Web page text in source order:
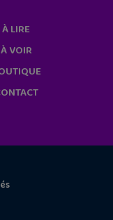
À LIRE
À VOIR